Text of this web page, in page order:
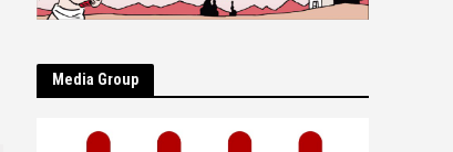
Μedia Group